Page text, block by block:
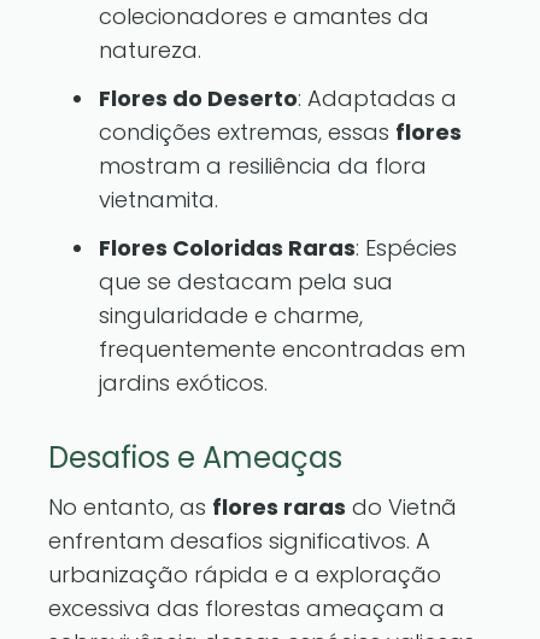
colecionadores e amantes da
natureza.
Flores do Deserto: Adaptadas a
condições extremas, essas flores
mostram a resiliência da flora
vietnamita.
Flores Coloridas Raras: Espécies
que se destacam pela sua
singularidade e charme,
frequentemente encontradas em
jardins exóticos.
Desafios e Ameaças
No entanto, as flores raras do Vietnã
enfrentam desafios significativos. A
urbanização rápida e a exploração
excessiva das florestas ameaçam a